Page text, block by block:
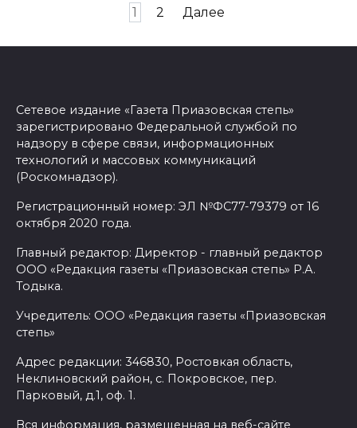
1 2 Далее
Сетевое издание «Газета Приазовская степь»
зарегистрировано Федеральной службой по
надзору в сфере связи, информационных
технологий и массовых коммуникаций
(Роскомнадзор).
Регистрационный номер: ЭЛ №ФС77-79379 от 16
октября 2020 года.
Главный редактор: Директор - главный редактор
ООО «Редакция газеты «Приазовская степь» Р.А.
Тодыка.
Учредитель: ООО «Редакция газеты «Приазовская
степь»
Адрес редакции: 346830, Ростовкая область,
Неклиновский район, с. Покровское, пер.
Парковый, д.1, оф. 1.
Вся информация, размещенная на веб-сайте